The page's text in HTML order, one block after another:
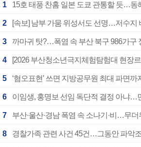
1 15호 태풍 찬홈 일본 도쿄 관통할 듯…동
2 [속보] 남부 가뭄 위성서도 선명…저수지
3 까마귀 탓?…폭염 속 부산 북구 986가구
4
5 ‘혐오표현’ 쓰면 지방공무원 최대 파면까
6 이임생, 홍명보 선임 독단적 결정 아냐…
7 부산·울산·경남 폭염 속 소나기·비…무
8 경찰가족 관련 사건 45건…그동안 파악